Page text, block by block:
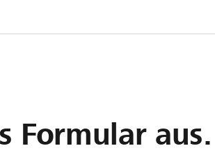
Formular aus.